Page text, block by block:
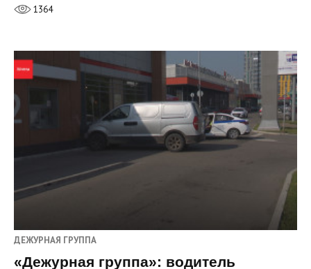
1364
ДЕЖУРНАЯ ГРУППА
«Дежурная группа»: водитель